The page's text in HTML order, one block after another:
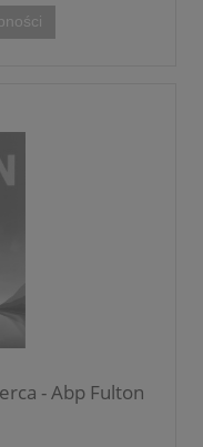
- Abp Fulton